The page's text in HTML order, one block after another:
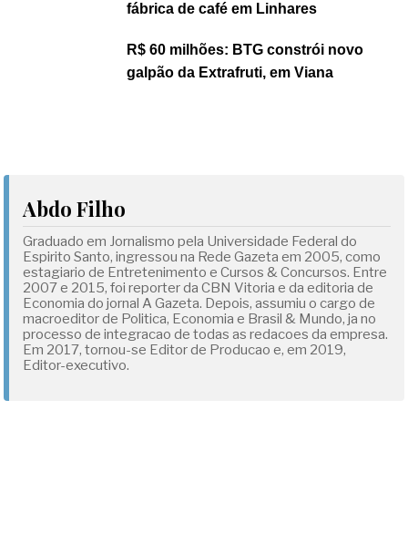
fábrica de café em Linhares
R$ 60 milhões: BTG constrói novo
galpão da Extrafruti, em Viana
Abdo Filho
Graduado em Jornalismo pela Universidade Federal do
Espirito Santo, ingressou na Rede Gazeta em 2005, como
estagiario de Entretenimento e Cursos & Concursos. Entre
2007 e 2015, foi reporter da CBN Vitoria e da editoria de
Economia do jornal A Gazeta. Depois, assumiu o cargo de
macroeditor de Politica, Economia e Brasil & Mundo, ja no
processo de integracao de todas as redacoes da empresa.
Em 2017, tornou-se Editor de Producao e, em 2019,
Editor-executivo.